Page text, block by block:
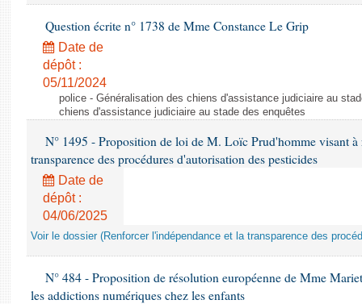
Question écrite n° 1738 de Mme Constance Le Grip
Date de
dépôt :
05/11/2024
police - Généralisation des chiens d'assistance judiciaire au
chiens d'assistance judiciaire au stade des enquêtes
N° 1495 - Proposition de loi de M. Loïc Prud'homme visant à
transparence des procédures d'autorisation des pesticides
Date de
dépôt :
04/06/2025
Voir le dossier (Renforcer l'indépendance et la transparence des
N° 484 - Proposition de résolution européenne de Mme
les addictions numériques chez les enfants